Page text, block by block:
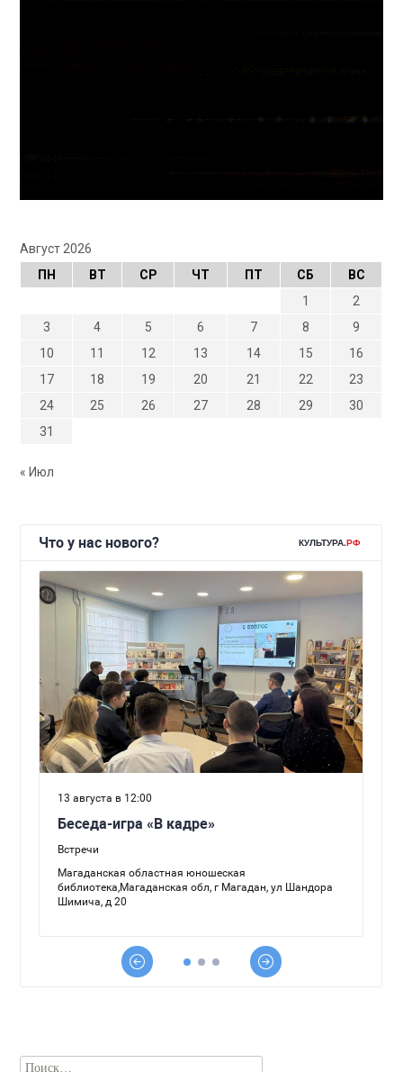
Август 2026
ПН
ВТ СР ЧТ ПТ СБ
ВС
1
2
3
4 5 6 7 8
9
10
11 12 13 14 15
16
17
18 19 20 21 22
23
24
25 26 27 28 29
30
31
« Июл
Найти: